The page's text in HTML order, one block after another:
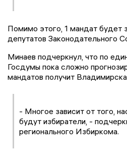
Помимо этого, 1 мандат будет
депутатов Законодательного
Минаев подчеркнул, что по
Госдумы пока сложно
мандатов получит
- Многое зависит от того,
будут избиратели, -
регионального Избиркома.